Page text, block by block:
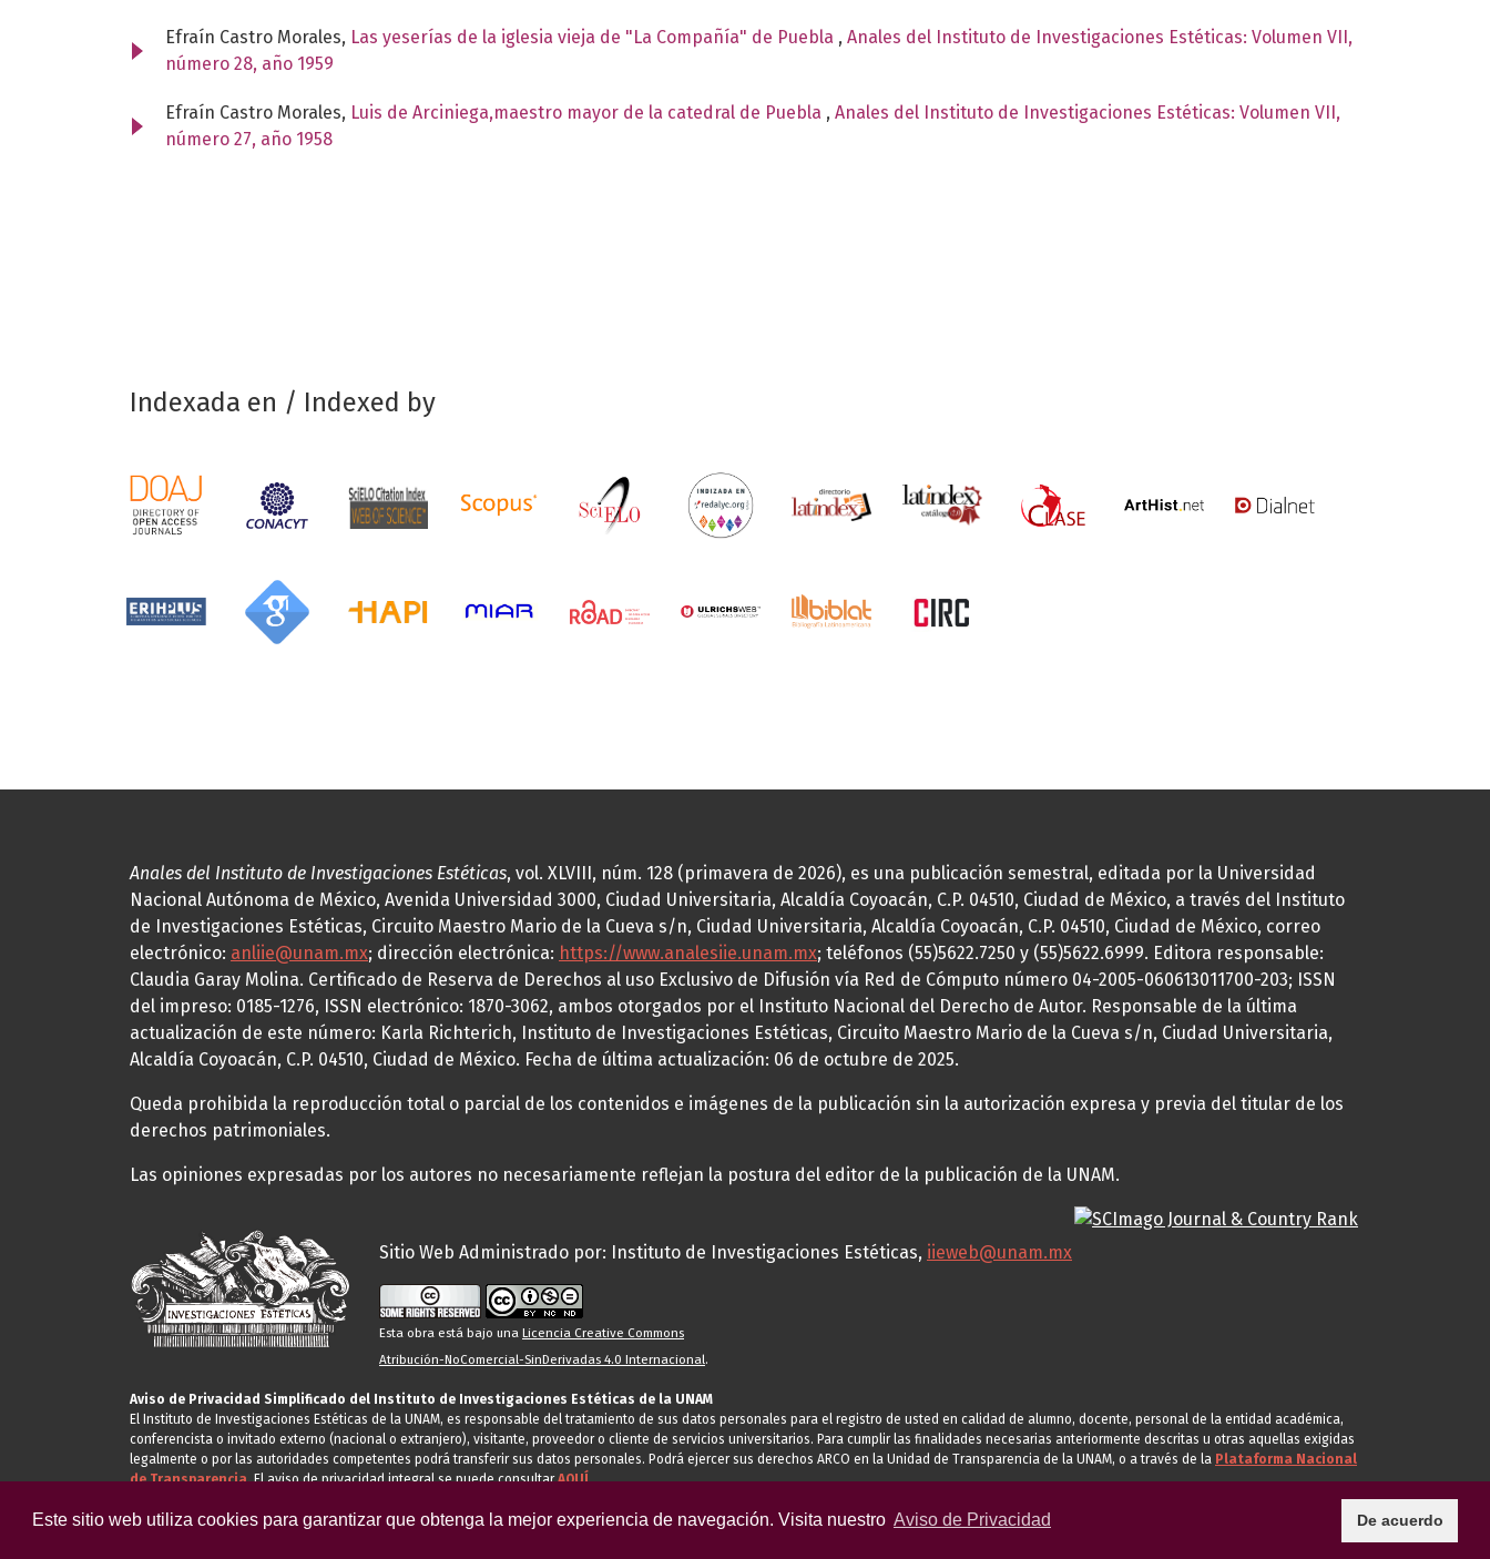
Este sitio web utiliza cookies para garantizar que obtenga la mejor experiencia de navegación. Visita nuestro Aviso de Privacidad De acuerdo
Efraín Castro Morales, Las yeserías de la iglesia vieja de "La Compañía" de Puebla , Anales del Instituto de Investigaciones Estéticas: Volumen VII,
número 28, año 1959
Efraín Castro Morales, Luis de Arciniega,maestro mayor de la catedral de Puebla , Anales del Instituto de Investigaciones Estéticas: Volumen VII,
número 27, año 1958
Indexada en / Indexed by
Anales del Instituto de Investigaciones Estéticas, vol. XLVIII, núm. 128 (primavera de 2026), es una publicación semestral, editada por la Universidad
Nacional Autónoma de México, Avenida Universidad 3000, Ciudad Universitaria, Alcaldía Coyoacán, C.P. 04510, Ciudad de México, a través del Instituto
de Investigaciones Estéticas, Circuito Maestro Mario de la Cueva s/n, Ciudad Universitaria, Alcaldía Coyoacán, C.P. 04510, Ciudad de México, correo
electrónico: anliie@unam.mx; dirección electrónica: https://www.analesiie.unam.mx; teléfonos (55)5622.7250 y (55)5622.6999. Editora responsable:
Claudia Garay Molina. Certificado de Reserva de Derechos al uso Exclusivo de Difusión vía Red de Cómputo número 04-2005-060613011700-203; ISSN
del impreso: 0185-1276, ISSN electrónico: 1870-3062, ambos otorgados por el Instituto Nacional del Derecho de Autor. Responsable de la última
actualización de este número: Karla Richterich, Instituto de Investigaciones Estéticas, Circuito Maestro Mario de la Cueva s/n, Ciudad Universitaria,
Alcaldía Coyoacán, C.P. 04510, Ciudad de México. Fecha de última actualización: 06 de octubre de 2025.
Queda prohibida la reproducción total o parcial de los contenidos e imágenes de la publicación sin la autorización expresa y previa del titular de los
derechos patrimoniales.
Las opiniones expresadas por los autores no necesariamente reflejan la postura del editor de la publicación de la UNAM.
Sitio Web Administrado por: Instituto de Investigaciones Estéticas, iieweb@unam.mx
Esta obra está bajo una Licencia Creative Commons
Atribución-NoComercial-SinDerivadas 4.0 Internacional.
Aviso de Privacidad Simplificado del Instituto de Investigaciones Estéticas de la UNAM
El Instituto de Investigaciones Estéticas de la UNAM, es responsable del tratamiento de sus datos personales para el registro de usted en calidad de alumno, docente, personal de la entidad académica,
conferencista o invitado externo (nacional o extranjero), visitante, proveedor o cliente de servicios universitarios. Para cumplir las finalidades necesarias anteriormente descritas u otras aquellas exigidas
legalmente o por las autoridades competentes podrá transferir sus datos personales. Podrá ejercer sus derechos ARCO en la Unidad de Transparencia de la UNAM, o a través de la Plataforma Nacional
de Transparencia.El aviso de privacidad integral se puede consultarAQUÍ